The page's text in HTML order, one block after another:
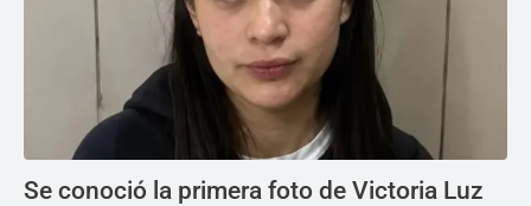
Se conoció la primera foto de Victoria Luz